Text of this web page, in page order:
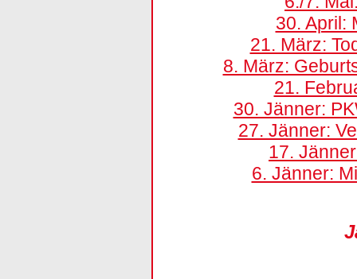
30. April:
21. März:
8. März:
21.
30. Jänner:
27. Jänner:
17.
6. Jänner: